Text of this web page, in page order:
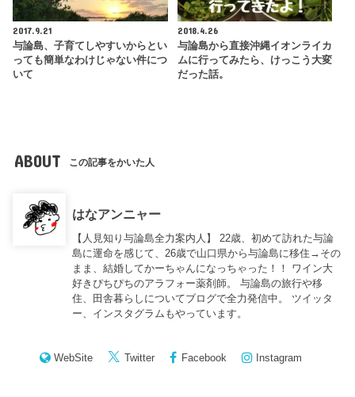
2017.9.21
与論島、子育てしやすいからとい
っても簡単なわけじゃない件につ
いて
2018.4.26
与論島から直接沖縄イオンライカ
ムに行ってみたら、けっこう大変
だった話。
ABOUT この記事をかいた人
はなアンニャー
【人見知り与論島全力案内人】 22歳、初めて訪れた与論
島に運命を感じて、26歳で山口県から与論島に移住→その
まま、結婚してかーちゃんになっちゃった！！ ワイン大
好きぴちぴちのアラフォー薬剤師。 与論島の旅行や移
住、田舎暮らしについてブログで全力発信中。 ツイッタ
ー、インスタグラムもやっています。
WebSite Twitter Facebook Instagram